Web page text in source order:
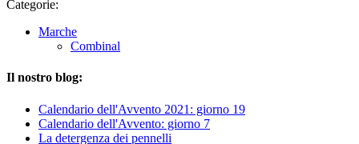
Categorie:
Marche
Combinal
Il nostro blog:
Calendario dell'Avvento 2021: giorno 19
Calendario dell'Avvento: giorno 7
La detergenza dei pennelli